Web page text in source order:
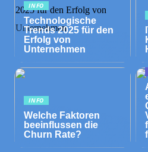
INFO
Technologische
Trends 2025 für den
Erfolg von
Unternehmen
INFO
Welche Faktoren
beeinflussen die
Churn Rate?